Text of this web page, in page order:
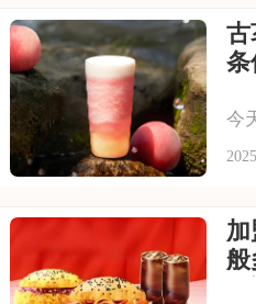
班
丝
古
条
今
低
要
开
般